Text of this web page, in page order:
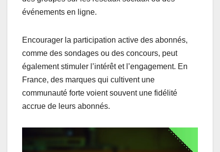
événements en ligne.
Encourager la participation active des abonnés,
comme des sondages ou des concours, peut
également stimuler l’intérêt et l’engagement. En
France, des marques qui cultivent une
communauté forte voient souvent une fidélité
accrue de leurs abonnés.